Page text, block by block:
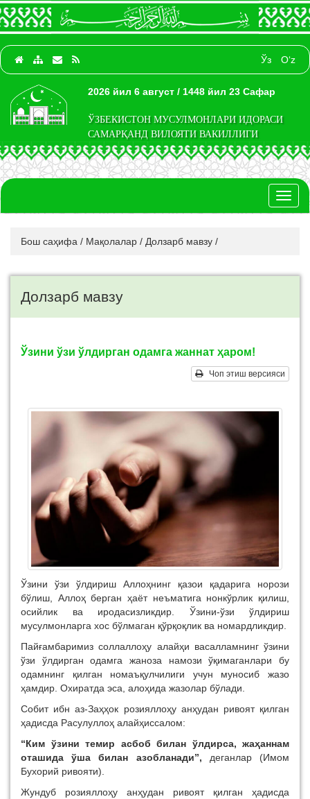
Ўз O‘z
2026 йил 6 август / 1448 йил 23 Сафар
ЎЗБЕКИСТОН МУСУЛМОНЛАРИ ИДОРАСИ
САМАРҚАНД ВИЛОЯТИ ВАКИЛЛИГИ
Бош саҳифа / Мақолалар / Долзарб мавзу /
Долзарб мавзу
Ўзини ўзи ўлдирган одамга жаннат ҳаром!
Чоп этиш версияси
Ўзини ўзи ўлдириш Аллоҳнинг қазои қадарига норози
бўлиш, Аллоҳ берган ҳаёт неъматига нонкўрлик қилиш,
осийлик ва иродасизликдир. Ўзини-ўзи ўлдириш
мусулмонларга хос бўлмаган қўрқоқлик ва номардликдир.
Пайғамбаримиз соллаллоҳу алайҳи васалламнинг ўзини
ўзи ўлдирган одамга жаноза намози ўқимаганлари бу
одамнинг қилган номаъқулчилиги учун муносиб жазо
ҳамдир. Охиратда эса, алоҳида жазолар бўлади.
Собит ибн аз-Заҳҳок розияллоҳу анҳудан ривоят қилган
ҳадисда Расулуллоҳ алайҳиссалом:
“Ким ўзини темир асбоб билан ўлдирса, жаҳаннам
оташида ўша билан азобланади”, деганлар (Имом
Бухорий ривояти).
Жундуб розияллоҳу анҳудан ривоят қилган ҳадисда